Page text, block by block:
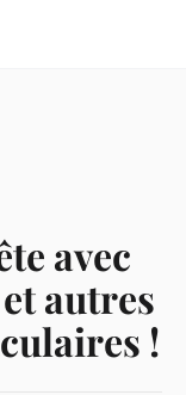
avec
autres
!